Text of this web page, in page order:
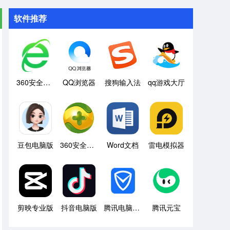
软件推荐
360安全浏览器 QQ浏览器 搜狗输入法 qq游戏大厅
豆包电脑版 360安全卫士 Word文档 雷电模拟器
剪映专业版 抖音电脑版 腾讯电脑管家 腾讯元宝